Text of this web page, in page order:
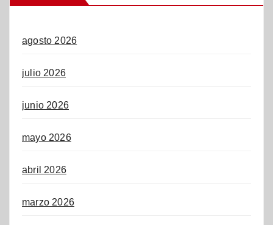
agosto 2026
julio 2026
junio 2026
mayo 2026
abril 2026
marzo 2026